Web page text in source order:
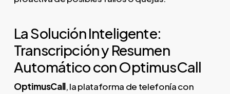
La Solución Inteligente:
Transcripción y Resumen
Automático con OptimusCall
OptimusCall, la plataforma de telefonía con